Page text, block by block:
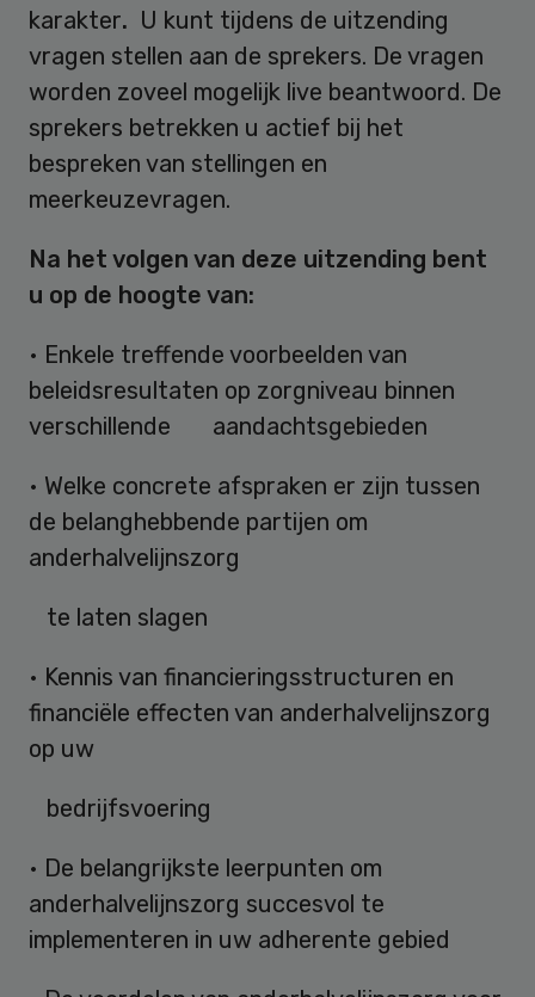
karakter. U kunt tijdens de uitzending
vragen stellen aan de sprekers. De vragen
worden zoveel mogelijk live beantwoord. De
sprekers betrekken u actief bij het
bespreken van stellingen en
meerkeuzevragen.
Na het volgen van deze uitzending bent
u op de hoogte van:
• Enkele treffende voorbeelden van
beleidsresultaten op zorgniveau binnen
verschillende aandachtsgebieden
• Welke concrete afspraken er zijn tussen
de belanghebbende partijen om
anderhalvelijnszorg
te laten slagen
• Kennis van financieringsstructuren en
financiële effecten van anderhalvelijnszorg
op uw
bedrijfsvoering
• De belangrijkste leerpunten om
anderhalvelijnszorg succesvol te
implementeren in uw adherente gebied